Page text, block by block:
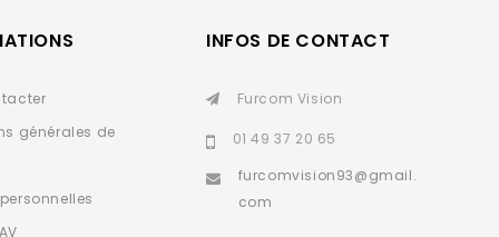
générales de
INFOS DE CONTACT
Furcom Vision
01 49 37 20 65
furcomvision93@gmail.
com